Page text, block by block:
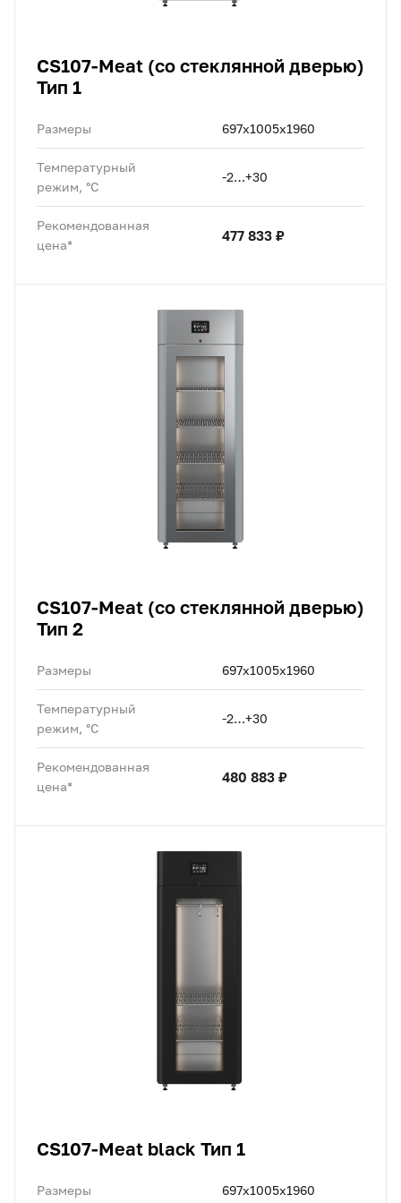
CS107-Meat (со стеклянной дверью)
Тип 1
Размеры 697х1005х1960
Температурный
режим, °C
-2…+30
Рекомендованная
цена*
477 833 ₽
CS107-Meat (со стеклянной дверью)
Тип 2
Размеры 697х1005х1960
Температурный
режим, °C
-2…+30
Рекомендованная
цена*
480 883 ₽
CS107-Meat black Тип 1
Размеры 697х1005х1960